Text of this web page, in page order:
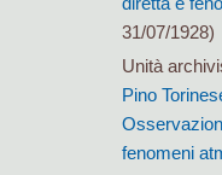
31/07/1928)
Unità
Pino
fenomeni